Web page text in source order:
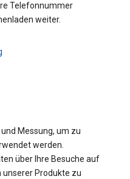
Telefonnummer
weiter.
Messung, um zu
werden.
über Ihre Besuche auf
unserer Produkte zu